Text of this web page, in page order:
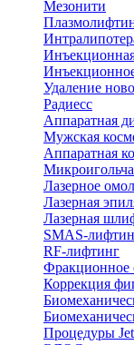
Мезонити
Удаление
Радиесс
Аппаратная
Мужская
Аппаратная
Лазерное
Лазерная
Лазерная
SMAS-
RF-лифтинг
Фракционное
Коррекция
Процедуры